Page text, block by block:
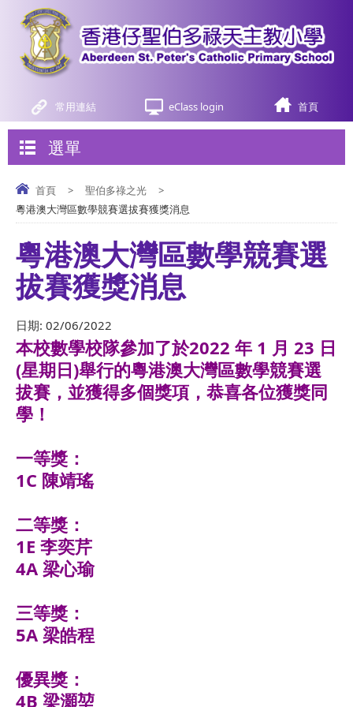
常用連結 eClass login 首頁
選單
首頁 > 聖伯多祿之光
>
粵港澳大灣區數學競賽選拔賽獲獎消息
粵港澳大灣區數學競賽選
拔賽獲獎消息
日期: 02/06/2022
本校數學校隊參加了於2022 年 1 月 23 日
(星期日)舉行的粵港澳大灣區數學競賽選
拔賽，並獲得多個獎項，恭喜各位獲獎同
學！
一等獎：
1C 陳靖瑤
二等獎：
1E 李奕芹
4A 梁心瑜
三等獎：
5A 梁皓程
優異獎：
4B 梁灝堃